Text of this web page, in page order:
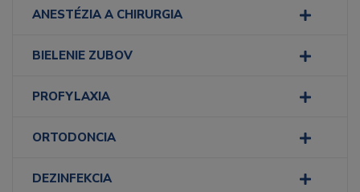
ANESTÉZIA A CHIRURGIA
BIELENIE ZUBOV
PROFYLAXIA
ORTODONCIA
DEZINFEKCIA